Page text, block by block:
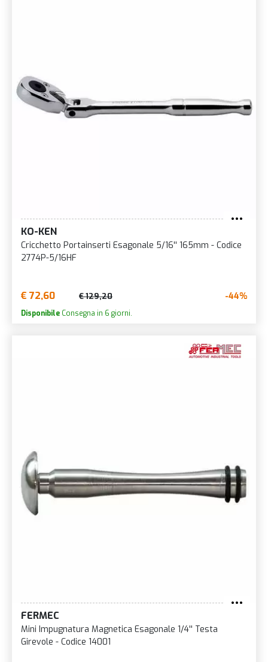
KO-KEN
Cricchetto Portainserti Esagonale 5/16'' 165mm - Codice
2774P-5/16HF
€ 72,60 € 129,20 -44%
Disponibile Consegna in 6 giorni.
FERMEC
Mini Impugnatura Magnetica Esagonale 1/4'' Testa
Girevole - Codice 14001